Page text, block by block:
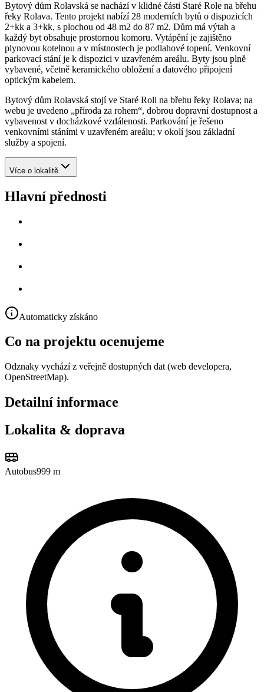
Bytový dům Rolavská se nachází v klidné části Staré Role na břehu
řeky Rolava. Tento projekt nabízí 28 moderních bytů o dispozicích
2+kk a 3+kk, s plochou od 48 m2 do 87 m2. Dům má výtah a
každý byt obsahuje prostornou komoru. Vytápění je zajištěno
plynovou kotelnou a v místnostech je podlahové topení. Venkovní
parkovací stání je k dispozici v uzavřeném areálu. Byty jsou plně
vybavené, včetně keramického obložení a datového připojení
optickým kabelem.
Bytový dům Rolavská stojí ve Staré Roli na břehu řeky Rolava; na
webu je uvedeno „příroda za rohem“, dobrou dopravní dostupnost a
vybavenost v docházkové vzdálenosti. Parkování je řešeno
venkovními stáními v uzavřeném areálu; v okolí jsou základní
služby a spojení.
Více o lokalitě
Hlavní přednosti
Automaticky získáno
Co na projektu ocenujeme
Odznaky vychází z veřejně dostupných dat (web developera,
OpenStreetMap).
Detailní informace
Lokalita & doprava
Autobus999 m